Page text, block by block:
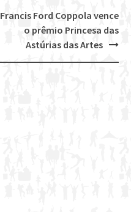
Francis Ford Coppola vence
o prêmio Princesa das
Astúrias das Artes